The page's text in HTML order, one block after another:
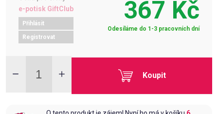
e-potisk GiftClub
Přihlásit
Registrovat
367 Kč
Odesíláme do 1-3 pracovních dní
Koupit